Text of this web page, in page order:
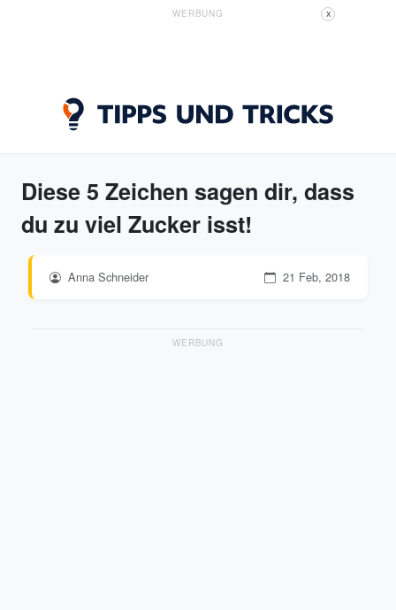
WERBUNG X
Diese 5 Zeichen sagen dir, dass
du zu viel Zucker isst!
Anna Schneider 21 Feb, 2018
WERBUNG